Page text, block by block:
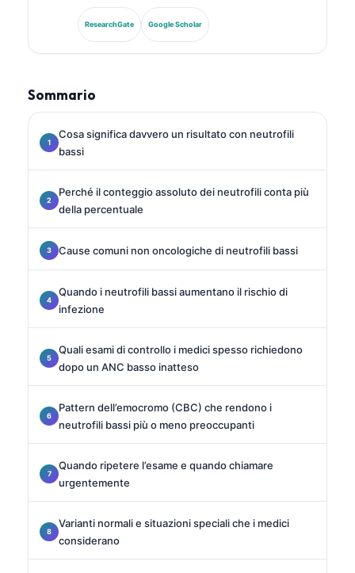
sui biomarcatori. Ex Presidente della Società Tedesca
di Chimica Clinica, si specializza nell’analisi dei
pannelli diagnostici, nella standardizzazione dei
ResearchGate Google Scholar
Sommario
Cosa significa davvero un risultato con neutrofili
bassi
Perché il conteggio assoluto dei neutrofili conta più
della percentuale
Cause comuni non oncologiche di neutrofili bassi
Quando i neutrofili bassi aumentano il rischio di
infezione
Quali esami di controllo i medici spesso richiedono
dopo un ANC basso inatteso
Pattern dell’emocromo (CBC) che rendono i
neutrofili bassi più o meno preoccupanti
Quando ripetere l’esame e quando chiamare
urgentemente
Varianti normali e situazioni speciali che i medici
considerano